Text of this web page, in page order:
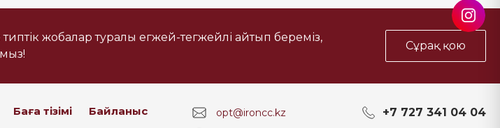
типтік жобалар туралы егжей-тегжейлі айтып береміз,
Сұрақ қою
Баға тізімі Байланыс opt@ironcc.kz +7 727 341 04 04